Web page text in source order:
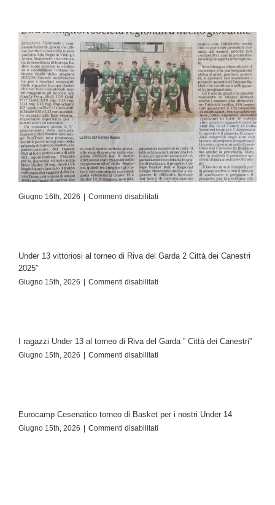
Giugno 16th, 2026 Commenti disabilitati
Under 13 vittoriosi al torneo di Riva del Garda 2 Città dei Canestri
2025″
Giugno 15th, 2026 Commenti disabilitati
I ragazzi Under 13 al torneo di Riva del Garda ” Città dei Canestri”
Giugno 15th, 2026 Commenti disabilitati
Eurocamp Cesenatico torneo di Basket per i nostri Under 14
Giugno 15th, 2026 Commenti disabilitati